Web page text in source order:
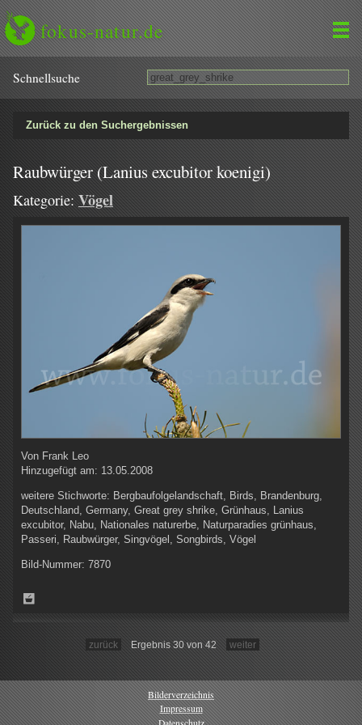
fokus-natur.de
Schnell­suche
Zurück zu den Suchergebnissen
Raubwürger (Lanius excubitor koenigi)
Kategorie: Vögel
Von Frank Leo
Hinzugefügt am: 13.05.2008
weitere Stichworte: Bergbaufolgelandschaft, Birds, Brandenburg,
Deutschland, Germany, Great grey shrike, Grünhaus, Lanius
excubitor, Nabu, Nationales naturerbe, Naturparadies grünhaus,
Passeri, Raubwürger, Singvögel, Songbirds, Vögel
Bild-Nummer: 7870
zurück Ergebnis 30 von 42 weiter
Bilderverzeichnis
Impressum